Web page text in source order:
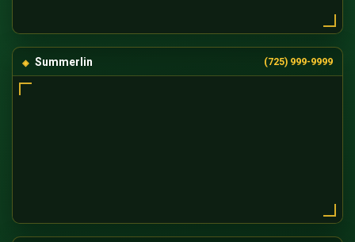
Summerlin (725) 999-9999